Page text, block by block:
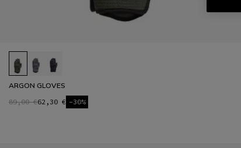
ARGON GLOVES
89,00 €62,30 € -30%